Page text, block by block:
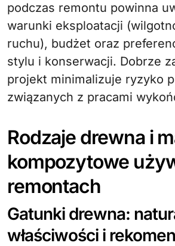
podczas remontu powinna
warunki eksploatacji
ruchu), budżet oraz
stylu i konserwacji. Dobrze
projekt minimalizuje ryzyko
związanych z pracami
Rodzaje drewna i
kompozytowe
remontach
Gatunki drewna:
właściwości i